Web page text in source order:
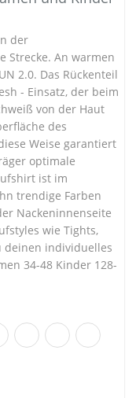
der
Strecke. An warmen
2.0. Das Rückenteil
- Einsatz, der beim
von der Haut
des
Weise garantiert
optimale
ist im
trendige Farben
Nackeninnenseite
wie Tights,
deinen individuelles
34-48 Kinder 128-